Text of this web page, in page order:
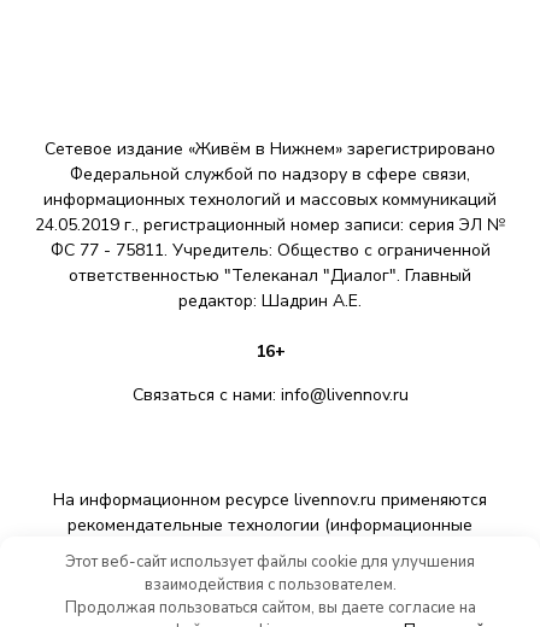
Сетевое издание «Живём в Нижнем» зарегистрировано
Федеральной службой по надзору в сфере связи,
информационных технологий и массовых коммуникаций
24.05.2019 г., регистрационный номер записи: серия ЭЛ №
ФС 77 - 75811. Учредитель: Общество с ограниченной
ответственностью "Телеканал "Диалог". Главный
редактор: Шадрин A.E.
16+
Связаться с нами: info@livennov.ru
На информационном ресурсе livennov.ru применяются
рекомендательные технологии (информационные
технологии предоставления информации на основе сбора,
систематизации и анализа сведений, относящихся к
предпочтениям пользователей сети «Интернет»,
Этот веб-сайт использует файлы cookie для улучшения
взаимодействия с пользователем.
Продолжая пользоваться сайтом, вы даете согласие на